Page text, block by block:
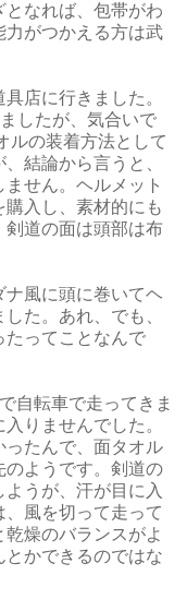
なれば、包帯がわ
力がつかえる方は武
店に行きました。
したが、気合いで
ルの装着方法として
結論から言うと、
せん。ヘルメット
入し、素材的にも
剣道の面は頭部は布
ナ風に頭に巻いてヘ
た。あれ、でも、
たってことなんで
自転車で走ってきま
りませんでした。
ったんで、面タオル
のようです。剣道の
うが、汗が目に入
風を切って走って
燥のバランスがよ
かできるのではな